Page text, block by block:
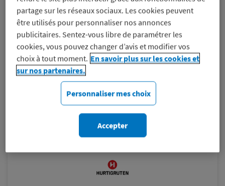
partage sur les réseaux sociaux. Les cookies peuvent
être utilisés pour personnaliser nos annonces
publicitaires. Sentez-vous libre de paramétrer les
cookies, vous pouvez changer d’avis et modifier vos
choix à tout moment. En savoir plus sur les cookies et
sur nos partenaires.
Personnaliser mes choix
Accepter